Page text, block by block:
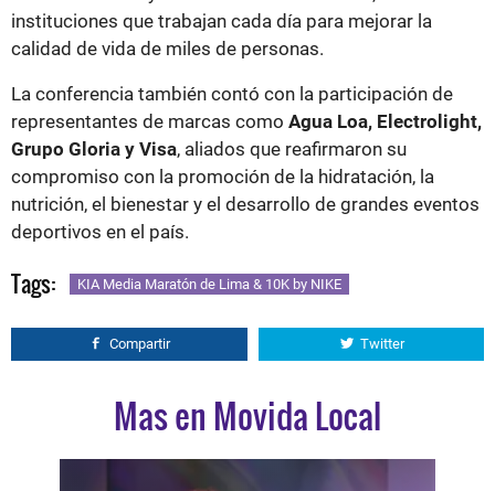
instituciones que trabajan cada día para mejorar la
calidad de vida de miles de personas.
La conferencia también contó con la participación de
representantes de marcas como Agua Loa, Electrolight,
Grupo Gloria y Visa, aliados que reafirmaron su
compromiso con la promoción de la hidratación, la
nutrición, el bienestar y el desarrollo de grandes eventos
deportivos en el país.
Tags: KIA Media Maratón de Lima & 10K by NIKE
Compartir Twitter
Mas en Movida Local